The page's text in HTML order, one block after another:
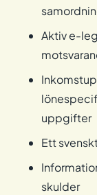
Aktiv e-
uppgifter
Ett
skulder